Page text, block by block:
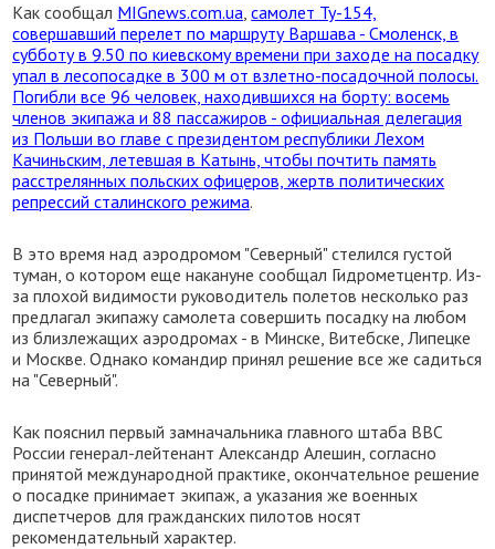
Как сообщал MIGnews.com.ua,самолет Ту-154,
совершавший перелет по маршруту Варшава - Смоленск, в
субботу в 9.50 по киевскому времени при заходе на посадку
упал в лесопосадке в 300 м от взлетно-посадочной полосы.
Погибли все 96 человек, находившихся на борту: восемь
членов экипажа и 88 пассажиров - официальная делегация
из Польши во главе с президентом республики Лехом
Качиньским, летевшая в Катынь, чтобы почтить память
расстрелянных польских офицеров, жертв политических
репрессий сталинского режима.
В это время над аэродромом "Северный" стелился густой
туман, о котором еще накануне сообщал Гидрометцентр. Из-
за плохой видимости руководитель полетов несколько раз
предлагал экипажу самолета совершить посадку на любом
из близлежащих аэродромах - в Минске, Витебске, Липецке
и Москве. Однако командир принял решение все же садиться
на "Северный".
Как пояснил первый замначальника главного штаба ВВС
России генерал-лейтенант Александр Алешин, согласно
принятой международной практике, окончательное решение
о посадке принимает экипаж, а указания же военных
диспетчеров для гражданских пилотов носят
рекомендательный характер.